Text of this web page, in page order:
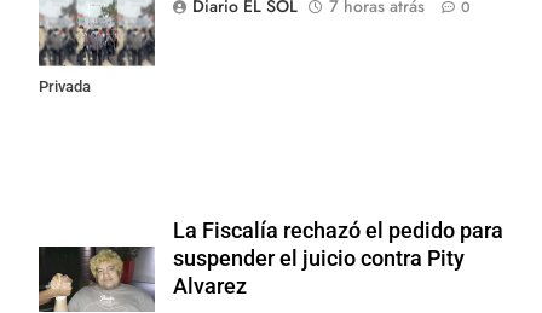
la Ley de
Propiedad
Privada
Diario EL SOL
7 horas atrás 0
La Fiscalía rechazó el pedido para
suspender el juicio contra Pity
Alvarez